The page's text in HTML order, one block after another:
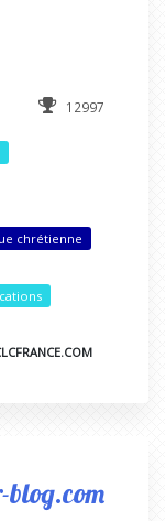
12997
chrétienne
blog.com